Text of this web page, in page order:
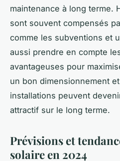
maintenance à long terme.
sont souvent compensés
comme les subventions et
aussi prendre en compte
avantageuses pour
un bon dimensionnement
installations peuvent
attractif sur le long terme.
Prévisions et
solaire en 2024